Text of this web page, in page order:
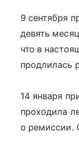
9 сентября
девять
что в
продлилась
14 января
проходила
о ремиссии.